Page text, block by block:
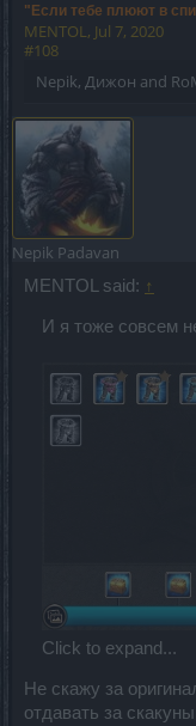
"Если тебе плюют в
MENTOL , Jul 7, 2020
#108
Nepik, Дижон and
Nepik Padavan
MENTOL said: ↑
И я тоже совсем
Click to expand...
Не скажу за
отдавать за